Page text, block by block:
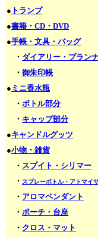
● トランプ
●書籍・CD・DVD
●手帳・文具・バッグ
・ ダイアリー・プラン
・ 御朱印帳
● ミニ香水瓶
・ ボトル部分
・ キャップ部分
●キャンドルグッツ
●小物・雑貨
・ スプイト・シリマー
・ スプレーボトル・アトマイ
・ アロマペンダント
・ ポーチ・台座
・ クロス・マット